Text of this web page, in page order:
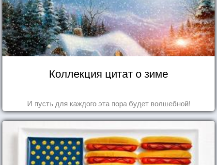
Коллекция цитат о зиме
И пусть для каждого эта пора будет волшебной!